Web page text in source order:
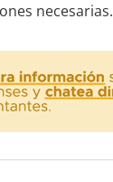
necesarias.